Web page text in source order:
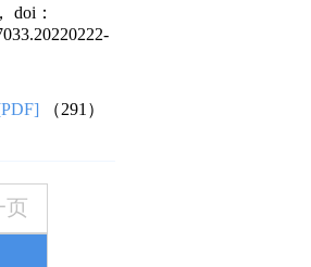
doi：
（291）
页